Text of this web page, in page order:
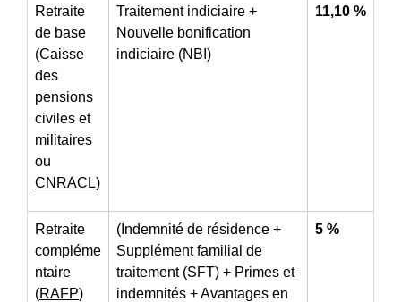
Retraite
de base
(Caisse
des
pensions
civiles et
militaires
ou
CNRACL)
Traitement indiciaire +
Nouvelle bonification
indiciaire (NBI)
11,10 %
Retraite
compléme
ntaire
(RAFP)
(Indemnité de résidence +
Supplément familial de
traitement (SFT) + Primes et
indemnités + Avantages en
5 %